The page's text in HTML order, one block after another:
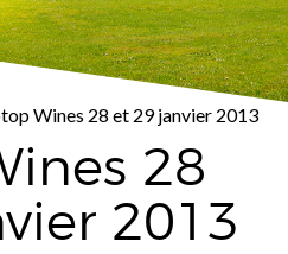
Wines 28 et 29 janvier 2013
28
2013